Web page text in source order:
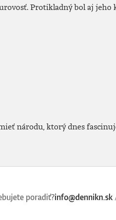
Protikladný bol aj
národu, ktorý dnes
poradiť?info@dennikn.sk